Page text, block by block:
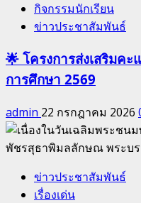
กิจกรรมนักเรียน
ข่าวประชาสัมพันธ์
🌟 โครงการส่งเสริมค
การศึกษา 2569
admin 22 กรกฎาคม 2026
ข่าวประชาสัมพันธ์
เรื่องเด่น